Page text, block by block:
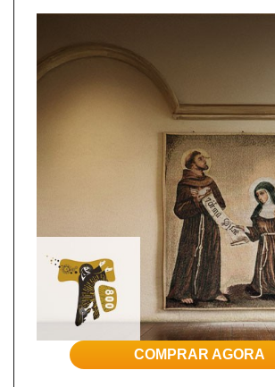
COMPRAR AGORA